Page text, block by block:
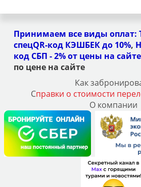
Принимаем все виды оплат:
спецQR-код КЭШБЕК до 10%,
код СБП - 2% от цены на сайте
по цене на сайте
Как
Справки о стоимости
О компании